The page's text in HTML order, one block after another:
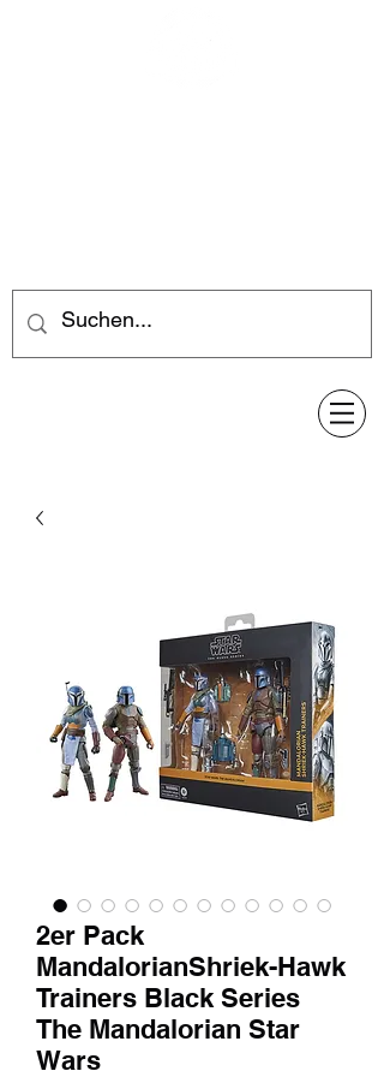
2er Pack
MandalorianShriek-Hawk
Trainers Black Series
The Mandalorian Star
Wars